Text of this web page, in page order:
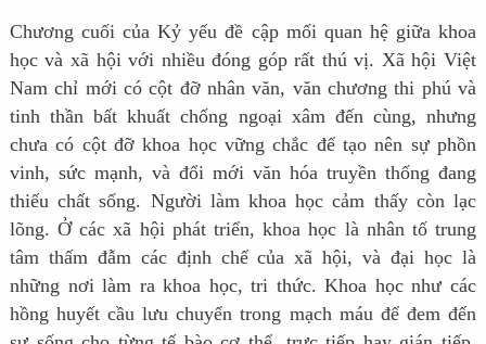
Chương cuối của Kỷ yếu đề cập mối quan hệ giữa khoa
học và xã hội với nhiều đóng góp rất thú vị. Xã hội Việt
Nam chỉ mới có cột đỡ nhân văn, văn chương thi phú và
tinh thần bất khuất chống ngoại xâm đến cùng, nhưng
chưa có cột đỡ khoa học vững chắc để tạo nên sự phồn
vinh, sức mạnh, và đổi mới văn hóa truyền thống đang
thiếu chất sống. Người làm khoa học cảm thấy còn lạc
lõng. Ở các xã hội phát triển, khoa học là nhân tố trung
tâm thấm đẫm các định chế của xã hội, và đại học là
những nơi làm ra khoa học, tri thức. Khoa học như các
hồng huyết cầu lưu chuyển trong mạch máu để đem đến